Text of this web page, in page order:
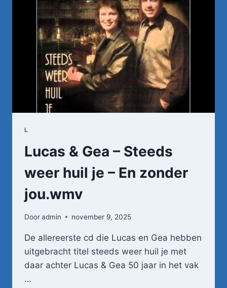
L
Lucas & Gea – Steeds
weer huil je – En zonder
jou.wmv
Dooradmin november 9, 2025
De allereerste cd die Lucas en Gea hebben
uitgebracht titel steeds weer huil je met
daar achter Lucas & Gea 50 jaar in het vak
…